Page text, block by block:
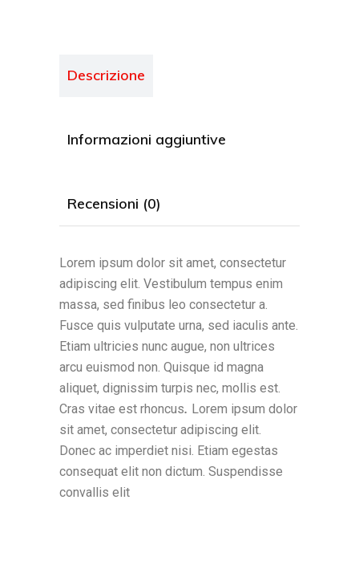
Descrizione
Informazioni aggiuntive
Recensioni (0)
Lorem ipsum dolor sit amet, consectetur
adipiscing elit. Vestibulum tempus enim
massa, sed finibus leo consectetur a.
Fusce quis vulputate urna, sed iaculis ante.
Etiam ultricies nunc augue, non ultrices
arcu euismod non. Quisque id magna
aliquet, dignissim turpis nec, mollis est.
Cras vitae est rhoncus. Lorem ipsum dolor
sit amet, consectetur adipiscing elit.
Donec ac imperdiet nisi. Etiam egestas
consequat elit non dictum. Suspendisse
convallis elit